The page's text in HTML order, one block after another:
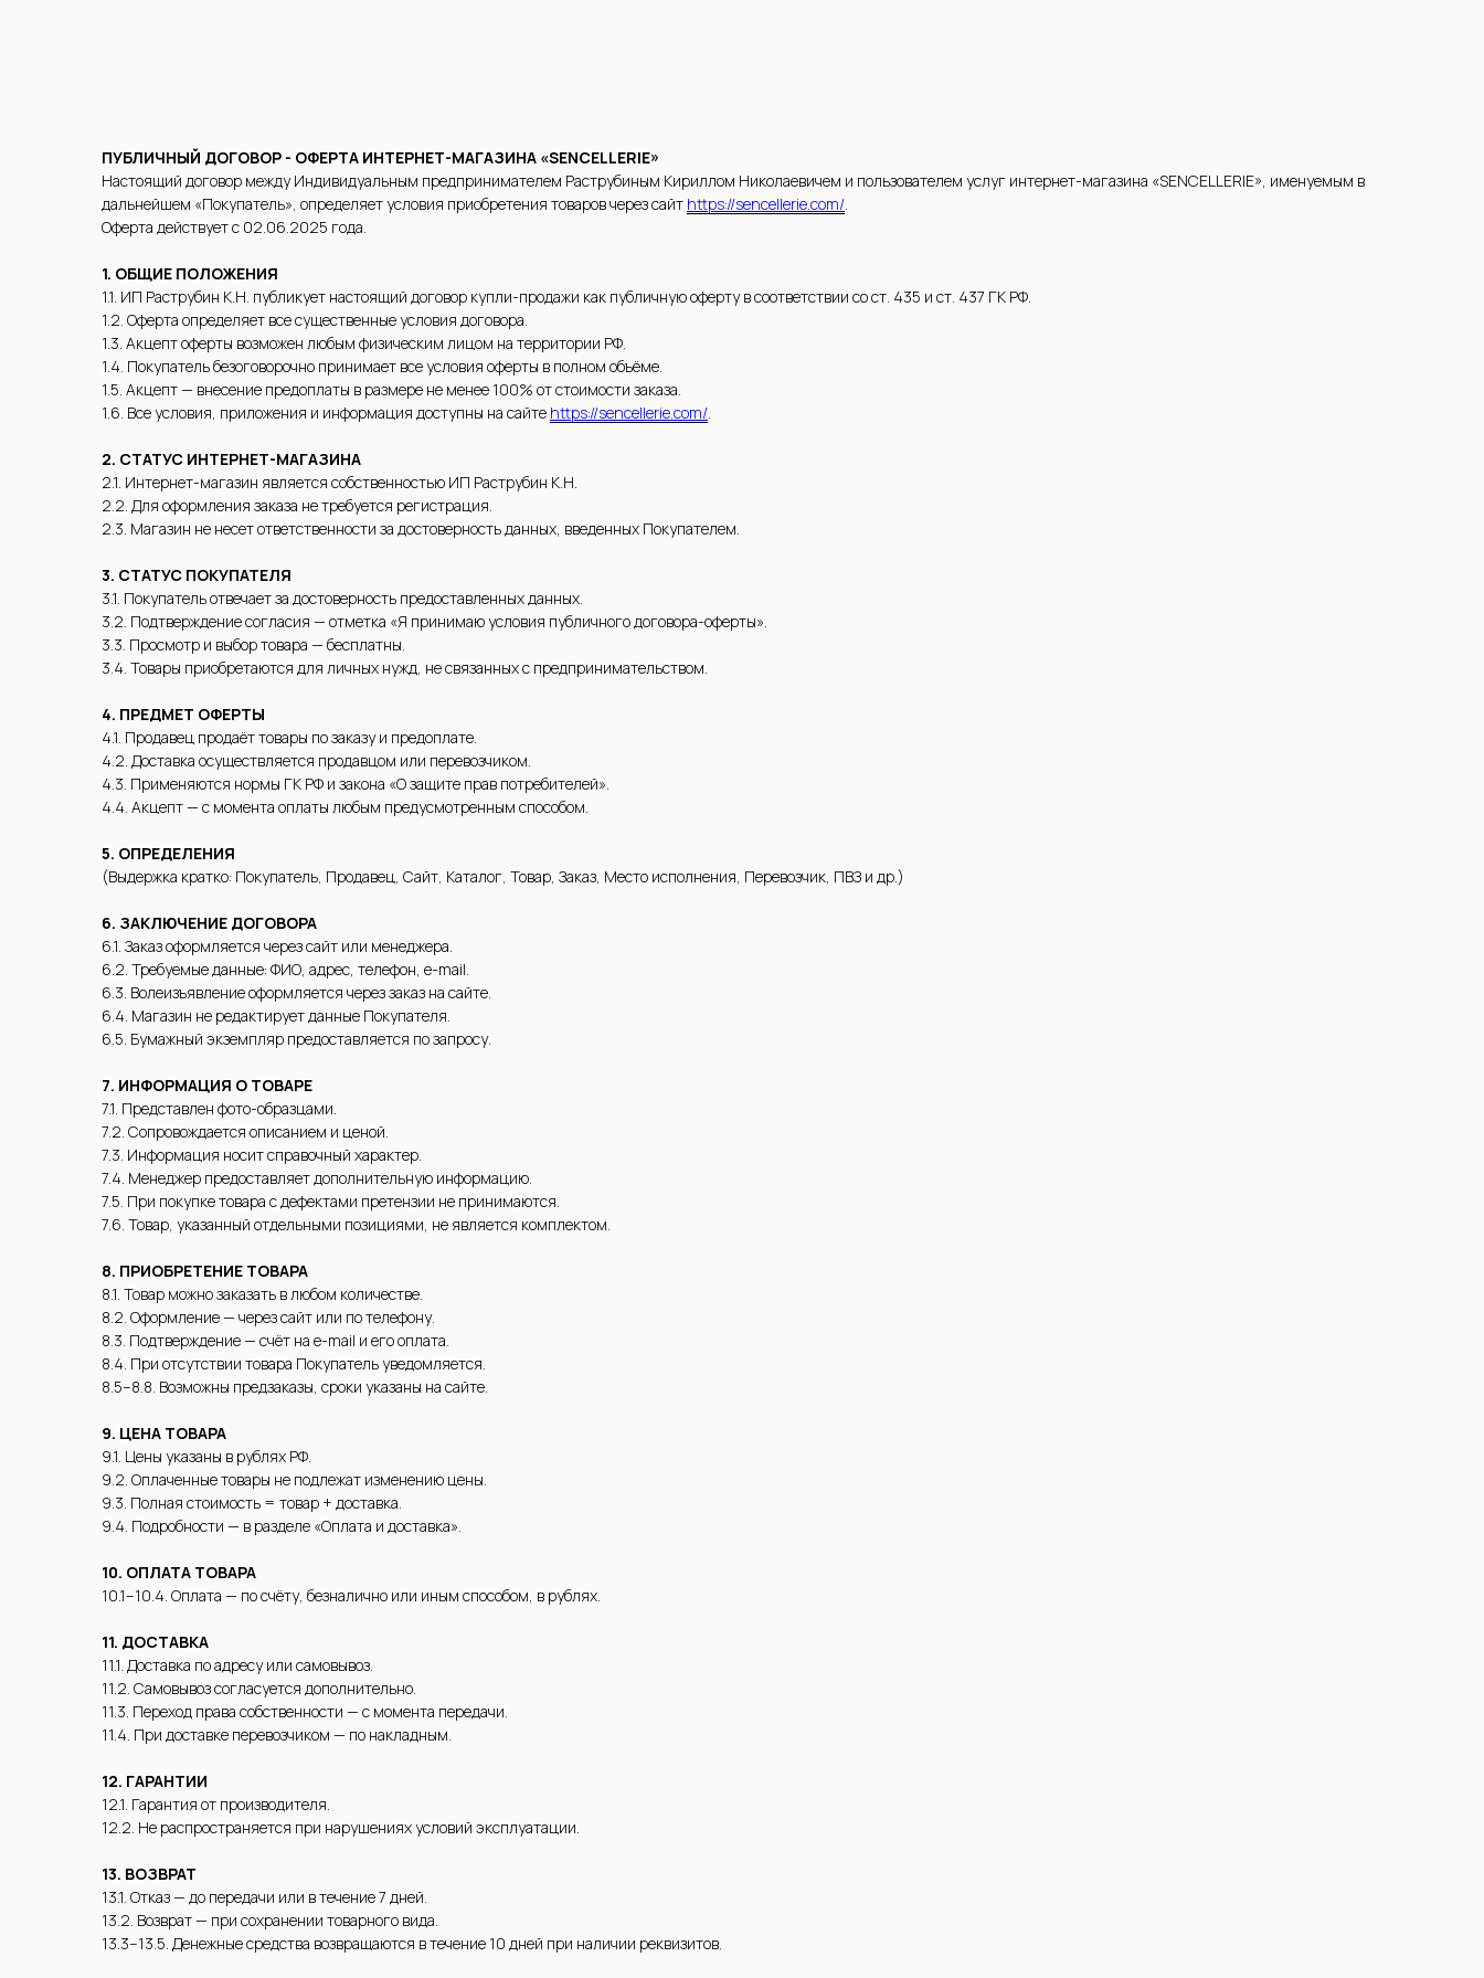
ПУБЛИЧНЫЙ ДОГОВОР - ОФЕРТА ИНТЕРНЕТ-МАГАЗИНА «SENCELLERIE»
Настоящий договор между Индивидуальным предпринимателем Раструбиным Кириллом Николаевичем и пользователем услуг интернет-магазина «SENCELLERIE», именуемым в
дальнейшем «Покупатель», определяет условия приобретения товаров через сайт https://sencellerie.com/.
Оферта действует с 02.06.2025 года.
1. ОБЩИЕ ПОЛОЖЕНИЯ
1.1. ИП Раструбин К.Н. публикует настоящий договор купли-продажи как публичную оферту в соответствии со ст. 435 и ст. 437 ГК РФ.
1.2. Оферта определяет все существенные условия договора.
1.3. Акцепт оферты возможен любым физическим лицом на территории РФ.
1.4. Покупатель безоговорочно принимает все условия оферты в полном объёме.
1.5. Акцепт — внесение предоплаты в размере не менее 100% от стоимости заказа.
1.6. Все условия, приложения и информация доступны на сайте https://sencellerie.com/.
2. СТАТУС ИНТЕРНЕТ-МАГАЗИНА
2.1. Интернет-магазин является собственностью ИП Раструбин К.Н.
2.2. Для оформления заказа не требуется регистрация.
2.3. Магазин не несет ответственности за достоверность данных, введенных Покупателем.
3. СТАТУС ПОКУПАТЕЛЯ
3.1. Покупатель отвечает за достоверность предоставленных данных.
3.2. Подтверждение согласия — отметка «Я принимаю условия публичного договора-оферты».
3.3. Просмотр и выбор товара — бесплатны.
3.4. Товары приобретаются для личных нужд, не связанных с предпринимательством.
4. ПРЕДМЕТ ОФЕРТЫ
4.1. Продавец продаёт товары по заказу и предоплате.
4.2. Доставка осуществляется продавцом или перевозчиком.
4.3. Применяются нормы ГК РФ и закона «О защите прав потребителей».
4.4. Акцепт — с момента оплаты любым предусмотренным способом.
5. ОПРЕДЕЛЕНИЯ
(Выдержка кратко: Покупатель, Продавец, Сайт, Каталог, Товар, Заказ, Место исполнения, Перевозчик, ПВЗ и др.)
6. ЗАКЛЮЧЕНИЕ ДОГОВОРА
6.1. Заказ оформляется через сайт или менеджера.
6.2. Требуемые данные: ФИО, адрес, телефон, e-mail.
6.3. Волеизъявление оформляется через заказ на сайте.
6.4. Магазин не редактирует данные Покупателя.
6.5. Бумажный экземпляр предоставляется по запросу.
7. ИНФОРМАЦИЯ О ТОВАРЕ
7.1. Представлен фото-образцами.
7.2. Сопровождается описанием и ценой.
7.3. Информация носит справочный характер.
7.4. Менеджер предоставляет дополнительную информацию.
7.5. При покупке товара с дефектами претензии не принимаются.
7.6. Товар, указанный отдельными позициями, не является комплектом.
8. ПРИОБРЕТЕНИЕ ТОВАРА
8.1. Товар можно заказать в любом количестве.
8.2. Оформление — через сайт или по телефону.
8.3. Подтверждение — счёт на e-mail и его оплата.
8.4. При отсутствии товара Покупатель уведомляется.
8.5–8.8. Возможны предзаказы, сроки указаны на сайте.
9. ЦЕНА ТОВАРА
9.1. Цены указаны в рублях РФ.
9.2. Оплаченные товары не подлежат изменению цены.
9.3. Полная стоимость = товар + доставка.
9.4. Подробности — в разделе «Оплата и доставка».
10. ОПЛАТА ТОВАРА
10.1–10.4. Оплата — по счёту, безналично или иным способом, в рублях.
11. ДОСТАВКА
11.1. Доставка по адресу или самовывоз.
11.2. Самовывоз согласуется дополнительно.
11.3. Переход права собственности — с момента передачи.
11.4. При доставке перевозчиком — по накладным.
12. ГАРАНТИИ
12.1. Гарантия от производителя.
12.2. Не распространяется при нарушениях условий эксплуатации.
13. ВОЗВРАТ
13.1. Отказ — до передачи или в течение 7 дней.
13.2. Возврат — при сохранении товарного вида.
13.3–13.5. Денежные средства возвращаются в течение 10 дней при наличии реквизитов.